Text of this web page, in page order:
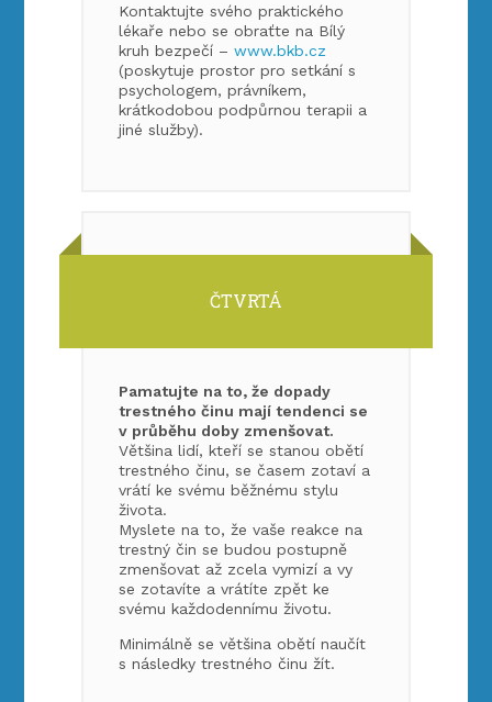
Kontaktujte svého praktického
lékaře nebo se obraťte na Bílý
kruh bezpečí –www.bkb.cz
(poskytuje prostor pro setkání s
psychologem, právníkem,
krátkodobou podpůrnou terapii a
jiné služby).
ČTVRTÁ
Pamatujte na to, že dopady
trestného činu mají tendenci se
v průběhu doby zmenšovat.
Většina lidí, kteří se stanou obětí
trestného činu, se časem zotaví a
vrátí ke svému běžnému stylu
života.
Myslete na to, že vaše reakce na
trestný čin se budou postupně
zmenšovat až zcela vymizí a vy
se zotavíte a vrátíte zpět ke
svému každodennímu životu.
Minimálně se většina obětí naučít
s následky trestného činu žít.